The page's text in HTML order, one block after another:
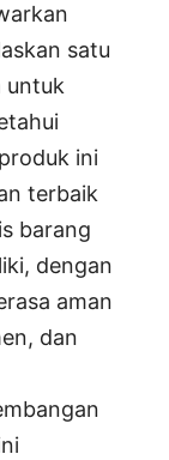
satu
untuk
ini
terbaik
barang
dengan
aman
dan